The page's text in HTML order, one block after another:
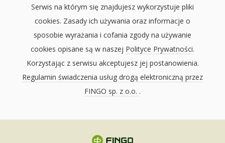
Serwis na którym się znajdujesz wykorzystuje pliki
cookies. Zasady ich używania oraz informacje o
sposobie wyrażania i cofania zgody na używanie
cookies opisane są w naszej Polityce Prywatności.
Korzystając z serwisu akceptujesz jej postanowienia.
Regulamin świadczenia usług drogą elektroniczną przez
FINGO sp. z o.o. .